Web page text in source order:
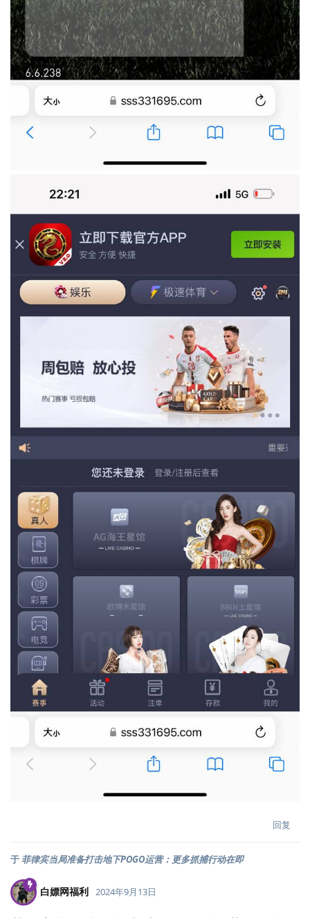
回复
于菲律宾当局准备打击地下POGO运营：更多抓捕行动在即
白嫖网福利 2024年9月13日